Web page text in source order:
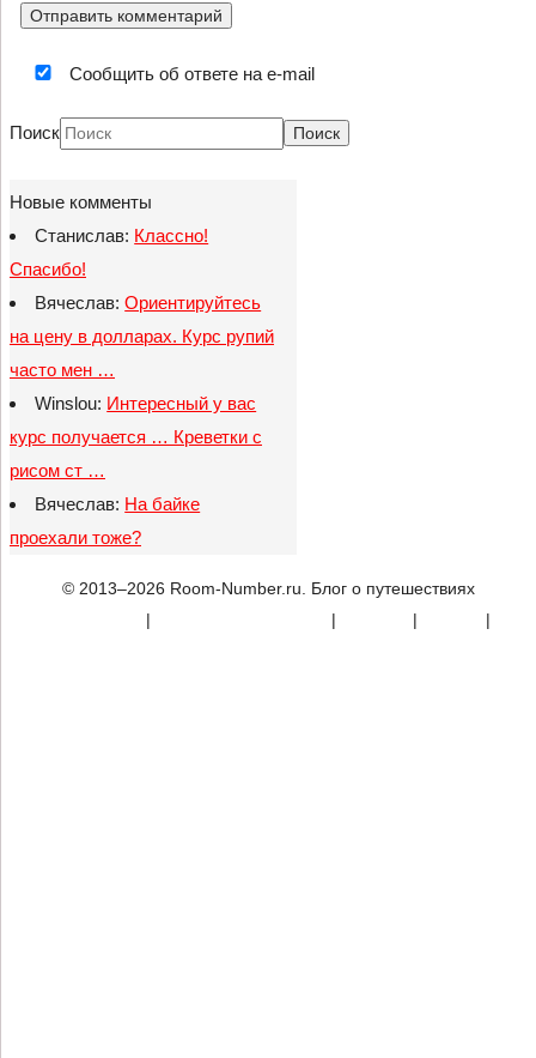
Сообщить об ответе на e-mail
Поиск
Новые комменты
Станислав: Классно!
Спасибо!
Вячеслав:Ориентируйтесь
на цену в долларах. Курс рупий
часто мен …
Winslou: Интересный у вас
курс получается … Креветки с
рисом ст …
Вячеслав: На байке
проехали тоже?
© 2013–2026 Room-Number.ru. Блог о путешествиях
| | |
|